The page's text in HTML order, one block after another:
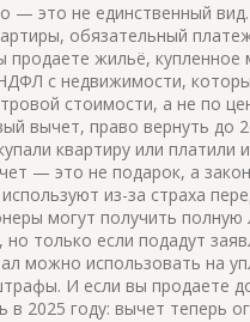
— это не единственный
, обязательный
продаете жильё, купленное
с недвижимости,
стоимости, а не по
вычет, право вернуть до
квартиру или платили
— это не подарок, а
из-за страха
могут получить полную
но только если подадут
можно использовать на
И если вы продаете
в 2025 году: вычет теперь